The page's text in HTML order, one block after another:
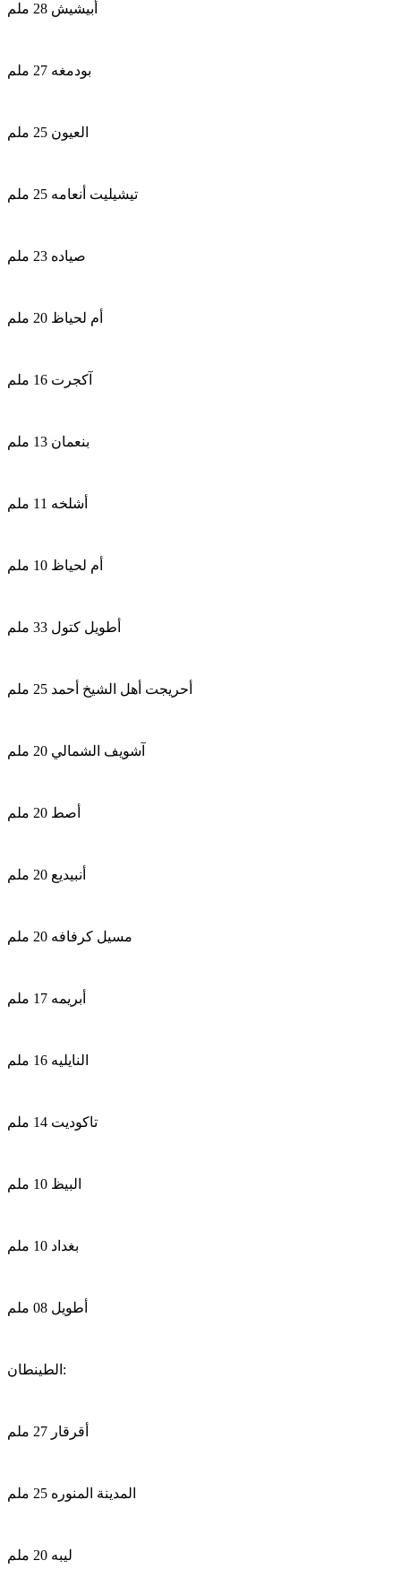
أبيشيش 28 ملم
بودمغه 27 ملم
العيون 25 ملم
تيشيليت أنعامه 25 ملم
صياده 23 ملم
أم لحياظ 20 ملم
آكجرت 16 ملم
بنعمان 13 ملم
أشلخه 11 ملم
أم لحياظ 10 ملم
أطويل كتول 33 ملم
أحريجت أهل الشيخ أحمد 25 ملم
آشويف الشمالي 20 ملم
أصط 20 ملم
أنبيديع 20 ملم
مسيل كرفافه 20 ملم
أبريمه 17 ملم
النايليه 16 ملم
تاكوديت 14 ملم
البيظ 10 ملم
بغداد 10 ملم
أطويل 08 ملم
الطينطان:
أقرقار 27 ملم
المدينة المنوره 25 ملم
ليبه 20 ملم